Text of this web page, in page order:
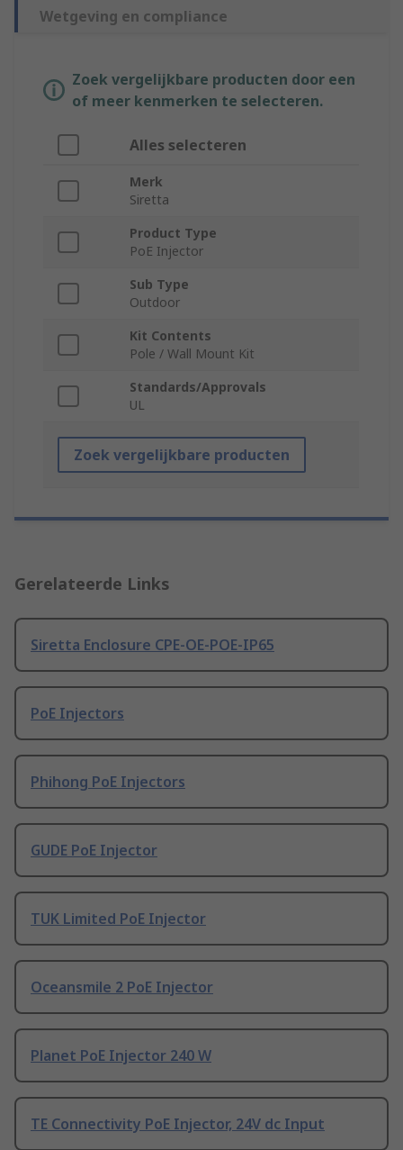
Wetgeving en compliance
Zoek vergelijkbare producten door een
of meer kenmerken te selecteren.
Alles selecteren
Merk
Siretta
Product Type
PoE Injector
Sub Type
Outdoor
Kit Contents
Pole / Wall Mount Kit
Standards/Approvals
UL
Zoek vergelijkbare producten
Gerelateerde Links
Siretta Enclosure CPE-OE-POE-IP65
PoE Injectors
Phihong PoE Injectors
GUDE PoE Injector
TUK Limited PoE Injector
Oceansmile 2 PoE Injector
Planet PoE Injector 240 W
TE Connectivity PoE Injector, 24V dc Input